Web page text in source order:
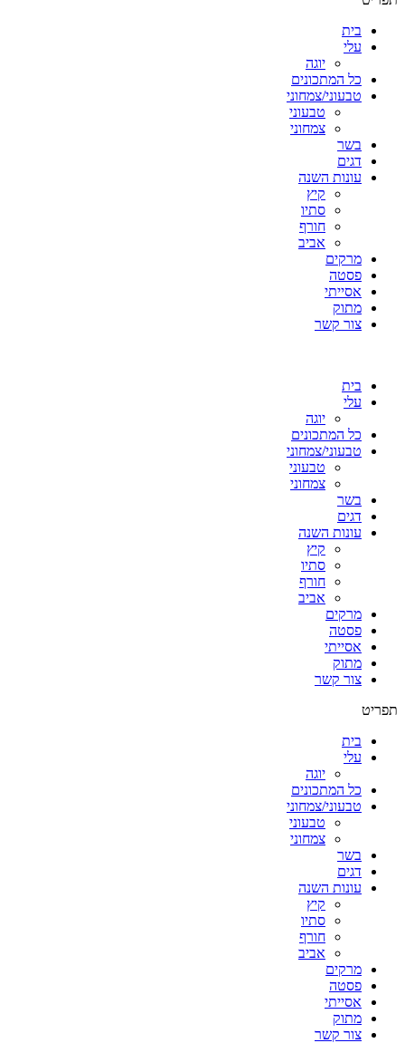
בית
עלי
יוגה
כל המתכונים
טבעוני/צמחוני
טבעוני
צמחוני
בשר
דגים
עונות השנה
קיץ
סתיו
חורף
אביב
מרקים
פסטה
אסייתי
מתוק
צור קשר
בית
עלי
יוגה
כל המתכונים
טבעוני/צמחוני
טבעוני
צמחוני
בשר
דגים
עונות השנה
קיץ
סתיו
חורף
אביב
מרקים
פסטה
אסייתי
מתוק
צור קשר
תפריט
בית
עלי
יוגה
כל המתכונים
טבעוני/צמחוני
טבעוני
צמחוני
בשר
דגים
עונות השנה
קיץ
סתיו
חורף
אביב
מרקים
פסטה
אסייתי
מתוק
צור קשר